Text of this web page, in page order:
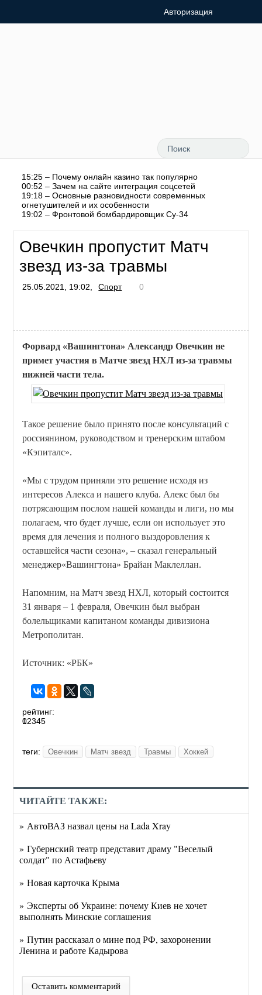
Авторизация
15:25 – Почему онлайн казино так популярно
00:52 – Зачем на сайте интеграция соцсетей
19:18 – Основные разновидности современных
огнетушителей и их особенности
19:02 – Фронтовой бомбардировщик Су-34
Овечкин пропустит Матч
звезд из-за травмы
25.05.2021, 19:02, Спорт 0
Форвард «Вашингтона» Александр Овечкин не
примет участия в Матче звезд НХЛ из-за травмы
нижней части тела.
Такое решение было принято после консультаций с
россиянином, руководством и тренерским штабом
«Кэпиталс».
«Мы с трудом приняли это решение исходя из
интересов Алекса и нашего клуба. Алекс был бы
потрясающим послом нашей команды и лиги, но мы
полагаем, что будет лучше, если он использует это
время для лечения и полного выздоровления к
оставшейся части сезона», – сказал генеральный
менеджер«Вашингтона» Брайан Маклеллан.
Напомним, на Матч звезд НХЛ, который состоится
31 января – 1 февраля, Овечкин был выбран
болельщиками капитаном команды дивизиона
Метрополитан.
Источник: «РБК»
рейтинг:
0
12345
теги: Овечкин Матч звезд Травмы Хоккей
ЧИТАЙТЕ ТАКЖЕ:
» АвтоВАЗ назвал цены на Lada Xray
» Губернский театр представит драму "Веселый
солдат" по Астафьеву
» Новая карточка Крыма
» Эксперты об Украине: почему Киев не хочет
выполнять Минские соглашения
» Путин рассказал о мине под РФ, захоронении
Ленина и работе Кадырова
Оставить комментарий